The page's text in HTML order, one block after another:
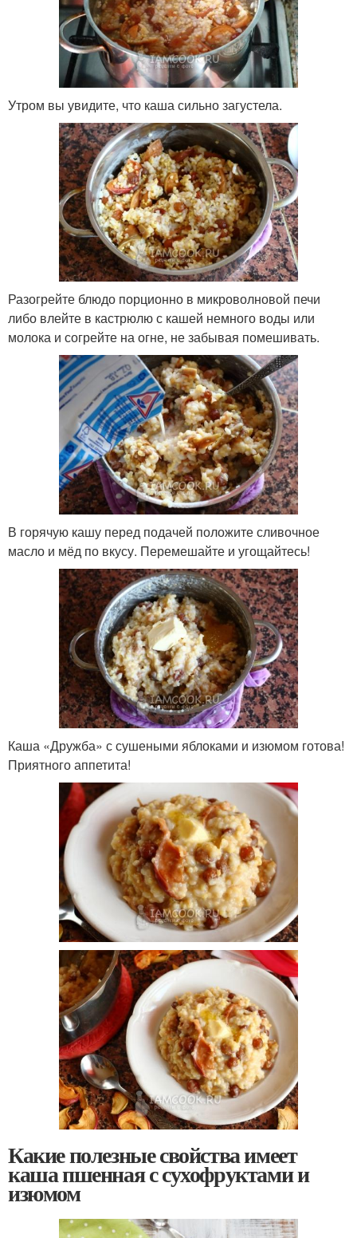
Утром вы увидите, что каша сильно загустела.
Разогрейте блюдо порционно в микроволновой печи
либо влейте в кастрюлю с кашей немного воды или
молока и согрейте на огне, не забывая помешивать.
В горячую кашу перед подачей положите сливочное
масло и мёд по вкусу. Перемешайте и угощайтесь!
Каша «Дружба» с сушеными яблоками и изюмом готова!
Приятного аппетита!
Какие полезные свойства имеет
каша пшенная с сухофруктами и
изюмом